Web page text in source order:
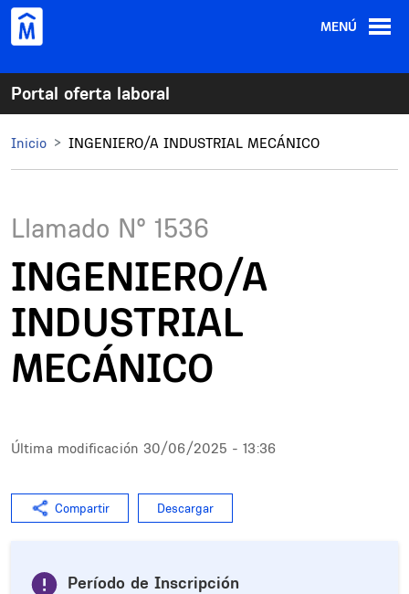
Pasar al contenido principal
MENÚ
Portal oferta laboral
Inicio INGENIERO/A INDUSTRIAL MECÁNICO
Llamado N° 1536
INGENIERO/A
INDUSTRIAL
MECÁNICO
Última modificación 30/06/2025 - 13:36
Compartir Descargar
Período de Inscripción